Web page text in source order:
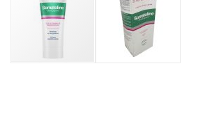
Promozioni
Mistery Box